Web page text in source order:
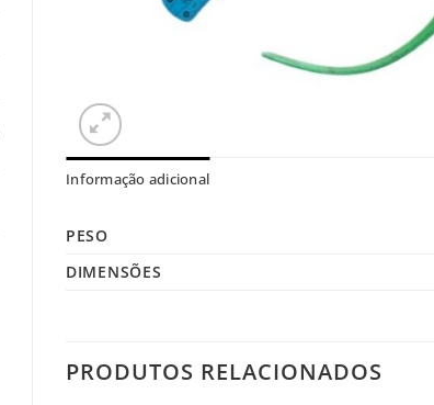
Informação adicional
PESO
DIMENSÕES
PRODUTOS RELACIONADOS